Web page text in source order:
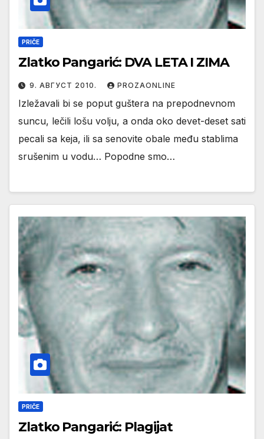
PRIČE
Zlatko Pangarić: DVA LETA I ZIMA
9. АВГУСТ 2010. PROZAONLINE
Izležavali bi se poput guštera na prepodnevnom
suncu, lečili lošu volju, a onda oko devet-deset sati
pecali sa keja, ili sa senovite obale među stablima
srušenim u vodu… Popodne smo…
PRIČE
Zlatko Pangarić: Plagijat